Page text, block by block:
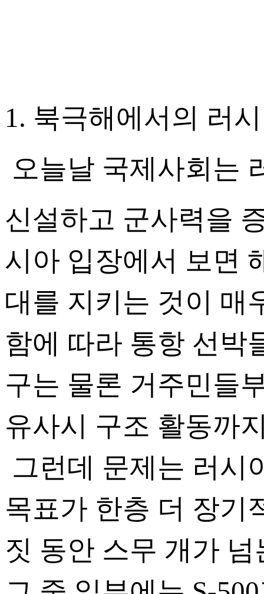
1. 북극해에서의 러
오늘날 국제사회는
신설하고 군사력을
시아 입장에서 보면
대를 지키는 것이 매
함에 따라 통항 선박
구는 물론 거주민들
유사시 구조 활동까
그런데 문제는 러시
목표가 한층 더 장기
짓 동안 스무 개가